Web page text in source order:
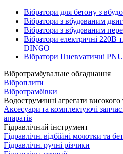
Вібратори для бетону з
Вібратори з вбудованим
Вібратори з вбудованим
Вібратори електричні
DINGO
Вібратори Пневматичні PNU
Вібротрамбувальне обладнання
Віброплити
Вібротрамбівки
Водоструминні агрегати високого
Аксесуари та комплектуючі
апаратів
Гідравлічний інструмент
Гідравлічні відбійні молотки та
Гідравлічні ручні різчики